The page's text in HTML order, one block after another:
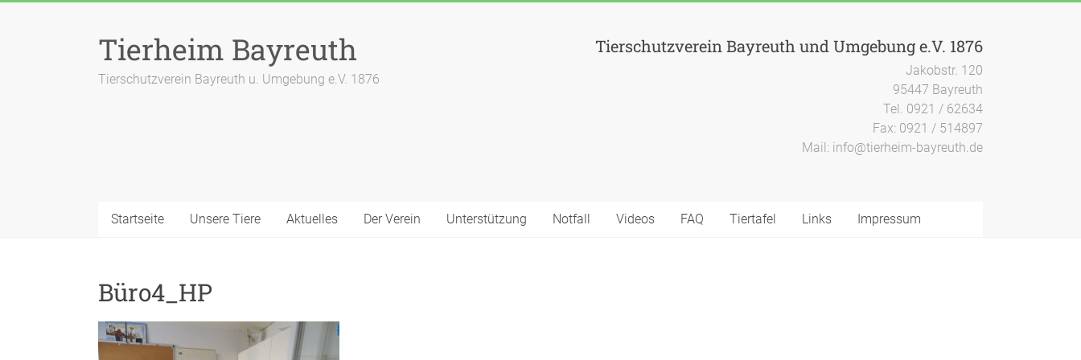
Tierheim Bayreuth
Tierschutzverein Bayreuth u. Umgebung e.V. 1876
Tierschutzverein Bayreuth und Umgebung e.V. 1876
Jakobstr. 120
95447 Bayreuth
Tel. 0921 / 62634
Fax: 0921 / 514897
Mail: info@tierheim-bayreuth.de
Startseite Unsere Tiere Aktuelles Der Verein Unterstützung Notfall Videos FAQ Tiertafel Links Impressum
Büro4_HP